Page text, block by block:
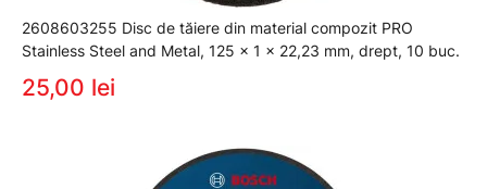
2608603255 Disc de tăiere din material compozit PRO
Stainless Steel and Metal, 125 x 1 x 22,23 mm, drept, 10 buc.
25,00 lei